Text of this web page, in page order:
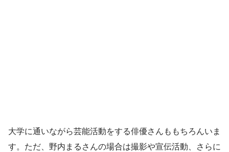
大学に通いながら芸能活動をする俳優さんももちろんいま
す。ただ、野内まるさんの場合は撮影や宣伝活動、さらに